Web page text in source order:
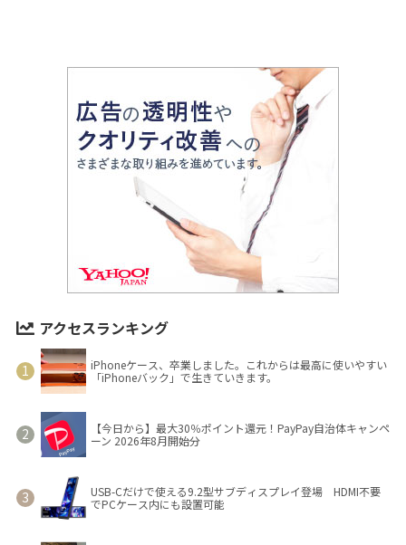
アクセスランキング
iPhoneケース、卒業しました。これからは最高に使いやすい
「iPhoneバック」で生きていきます。
【今日から】最大30％ポイント還元！PayPay自治体キャンペ
ーン 2026年8月開始分
USB-Cだけで使える9.2型サブディスプレイ登場 HDMI不要
でPCケース内にも設置可能